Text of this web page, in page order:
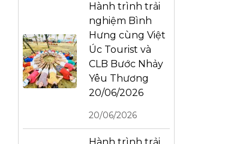
Hành trình trải
nghiệm Bình
Hưng cùng Việt
Úc Tourist và
CLB Bước Nhảy
Yêu Thương
20/06/2026
20/06/2026